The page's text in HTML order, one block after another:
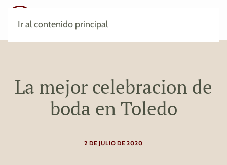
Ir al contenido principal
La mejor celebracion de
boda en Toledo
2 DE JULIO DE 2020